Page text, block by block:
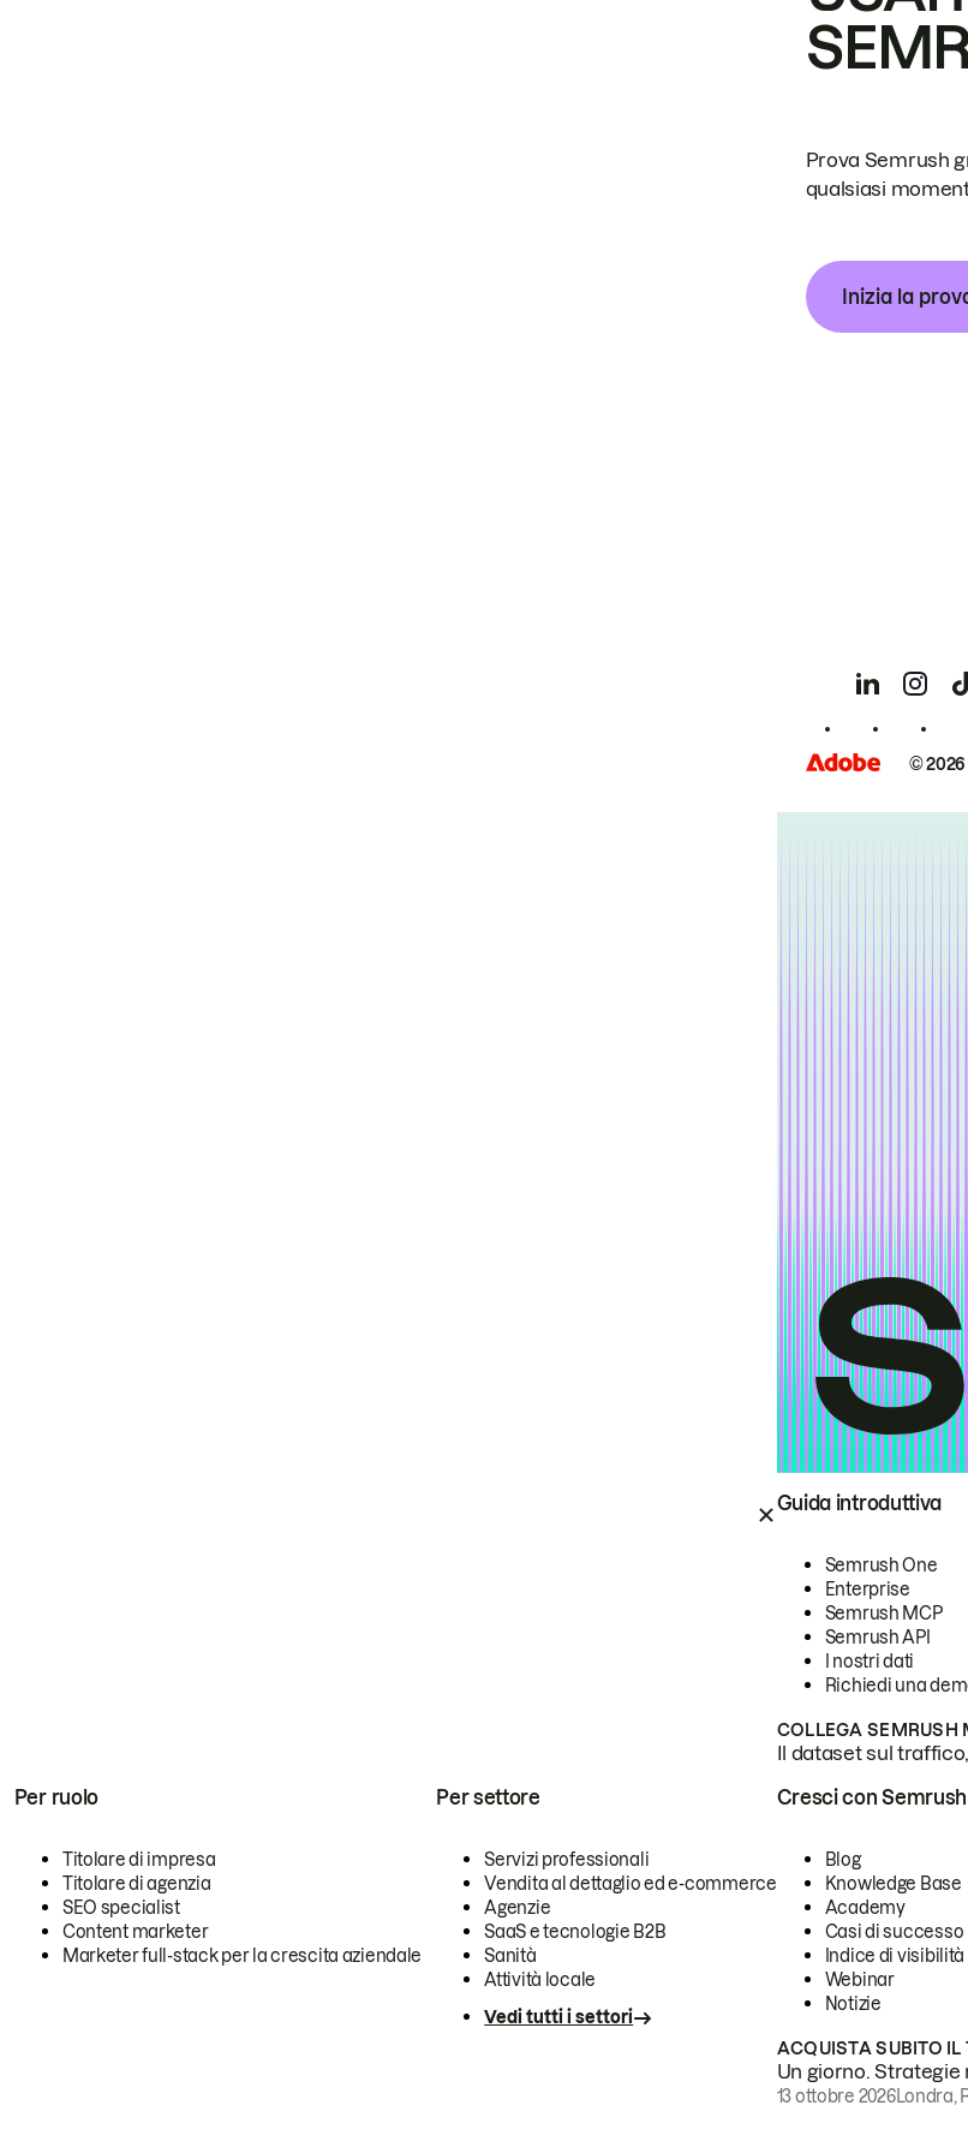
Guida introduttiva
Semrush One
Enterprise
Semrush MCP
Semrush API
I nostri dati
Richiedi una
COLLEGA SEMRUSH
Il dataset sul
Per ruolo
Titolare di impresa
Titolare di agenzia
SEO specialist
Content marketer
Marketer full-stack per la crescita aziendale
Per settore
Servizi professionali
Vendita al dettaglio ed e-commerce
Agenzie
SaaS e tecnologie B2B
Sanità
Attività locale
Vedi tutti i settori
Cresci con Semrush
Blog
Knowledge Base
Academy
Casi di successo
Indice di visibilità
Webinar
Notizie
ACQUISTA SUBITO IL
Un giorno.
13 ottobre 2026Londra,
Prova Semrush
qualsiasi
Inizia la
©